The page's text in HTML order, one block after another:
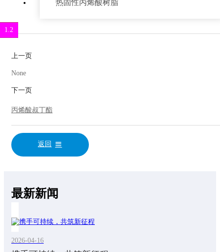
1.1
4.2
2.1
4.6
4.4
5.2
7.3
1.2
热固性丙烯酸树脂
上一页
None
下一页
丙烯酸叔丁酯
返回
最新新闻
2026-04-16